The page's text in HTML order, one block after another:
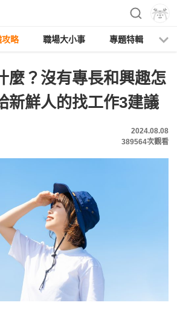
攻略 職場大小事 專題特輯
麼？沒有專長和興趣怎
新鮮人的找工作3建議
2024.08.08
389564次觀看